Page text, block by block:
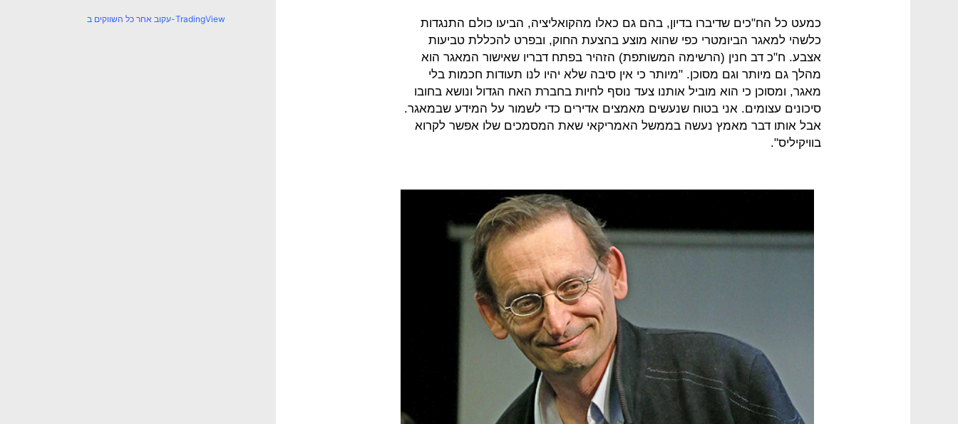
כמעט כל הח"כים שדיברו בדיון, בהם גם כאלו מהקואליציה, הביעו כולם התנגדות
כלשהי למאגר הביומטרי כפי שהוא מוצע בהצעת החוק, ובפרט להכללת טביעות
אצבע. ח"כ דב חנין (הרשימה המשותפת) הזהיר בפתח דבריו שאישור המאגר הוא
מהלך גם מיותר וגם מסוכן. "מיותר כי אין סיבה שלא יהיו לנו תעודות חכמות בלי
מאגר, ומסוכן כי הוא מוביל אותנו צעד נוסף לחיות בחברת האח הגדול ונושא בחובו
סיכונים עצומים. אני בטוח שנעשים מאמצים אדירים כדי לשמור על המידע שבמאגר.
אבל אותו דבר מאמץ נעשה בממשל האמריקאי שאת המסמכים שלו אפשר לקרוא
בוויקיליס".
עקוב אחר כל השווקים ב-TradingView